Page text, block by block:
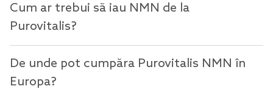
Cum ar trebui să iau NMN de la
Purovitalis?
De unde pot cumpăra Purovitalis NMN în
Europa?